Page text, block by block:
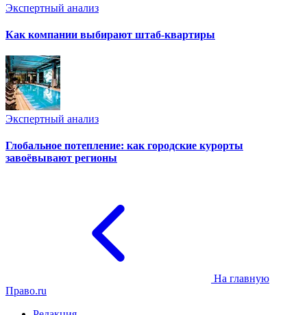
Экспертный анализ
Как компании выбирают штаб-квартиры
Экспертный анализ
Глобальное потепление: как городские курорты
завоёвывают регионы
На главную
Право.ru